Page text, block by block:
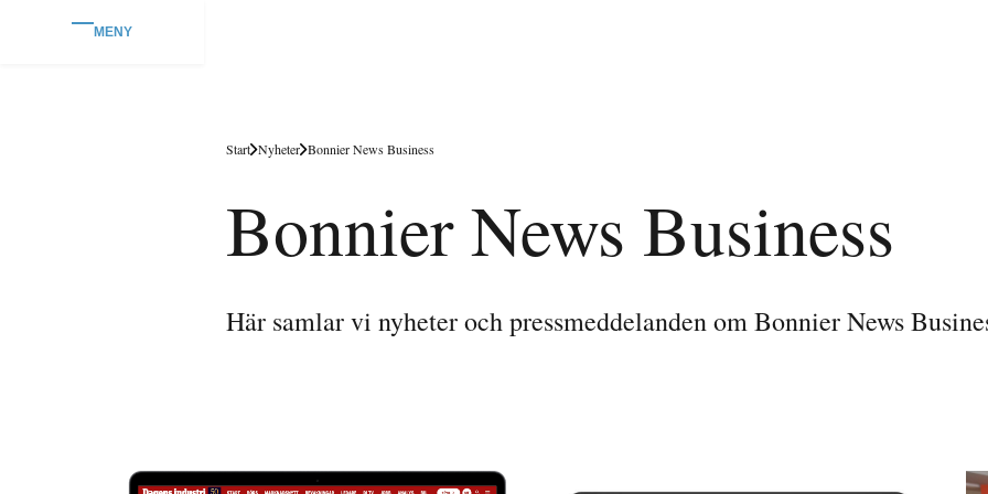
MENY
Start Nyheter Bonnier News Business
Bonnier News Business
Här samlar vi nyheter och pressmeddelanden om Bonnier News